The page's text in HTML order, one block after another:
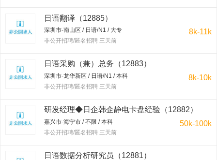
日语翻译（12885）
深圳市-南山区 / 日语/N1 / 大专
非公开招聘/匿名招聘 三天前
8k-11k
日语采购（兼）总务（12883）
深圳市-龙华新区 / 日语/N1 / 本科
非公开招聘/匿名招聘 三天前
8k-10k
研发经理◆日企韩企静电卡盘经验（12882）
嘉兴市-海宁市 / 不限 / 本科
非公开招聘/匿名招聘 三天前
50k-100k
日语数据分析研究员（12881）